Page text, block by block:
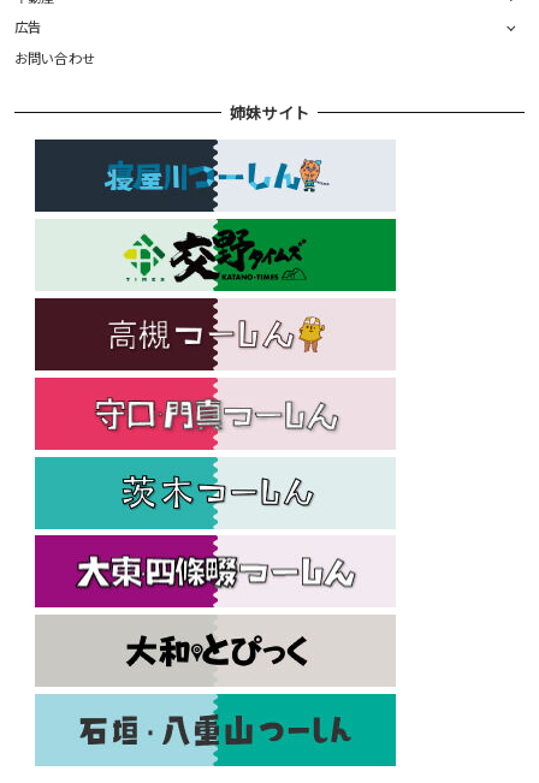
広告
お問い合わせ
姉妹サイト